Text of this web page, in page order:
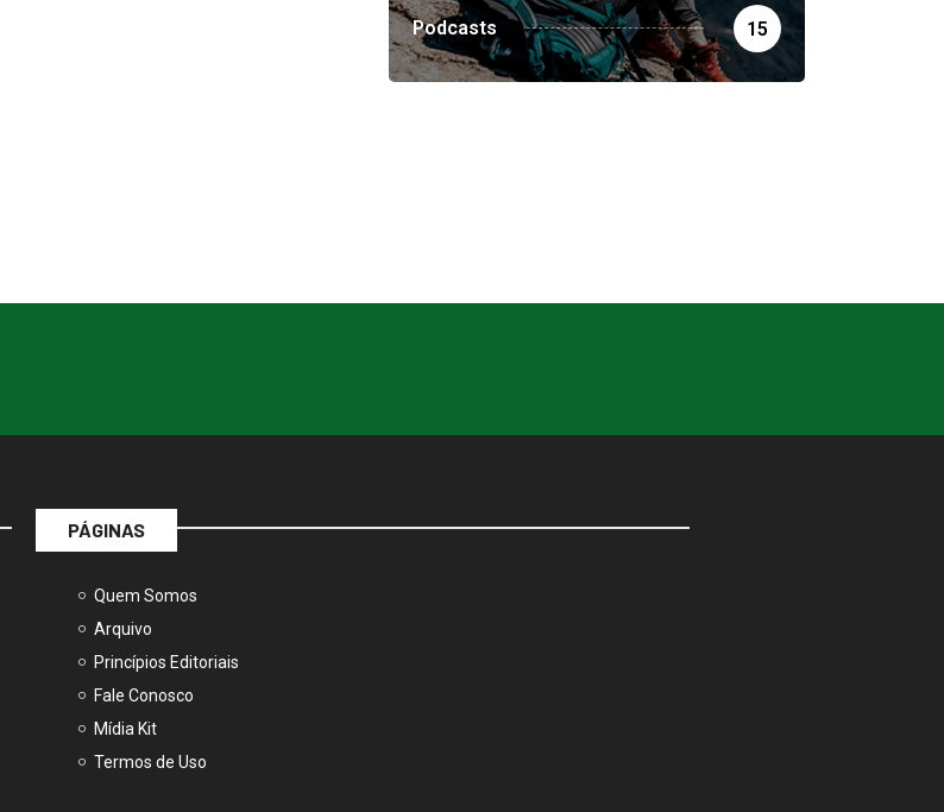
Podcasts 15
PÁGINAS
Quem Somos
Arquivo
Princípios Editoriais
Fale Conosco
Mídia Kit
Termos de Uso